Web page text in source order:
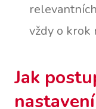
vždy o krok
Jak